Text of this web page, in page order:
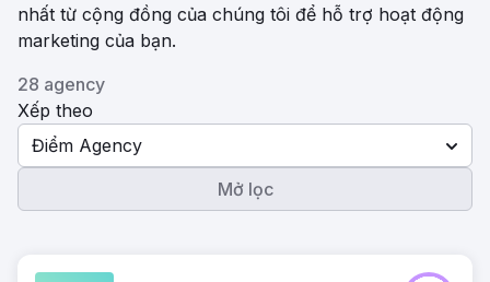
nhất từ ​​cộng đồng của chúng tôi để hỗ trợ hoạt động
marketing của bạn.
28 agency
Xếp theo
Điểm Agency
Mở lọc